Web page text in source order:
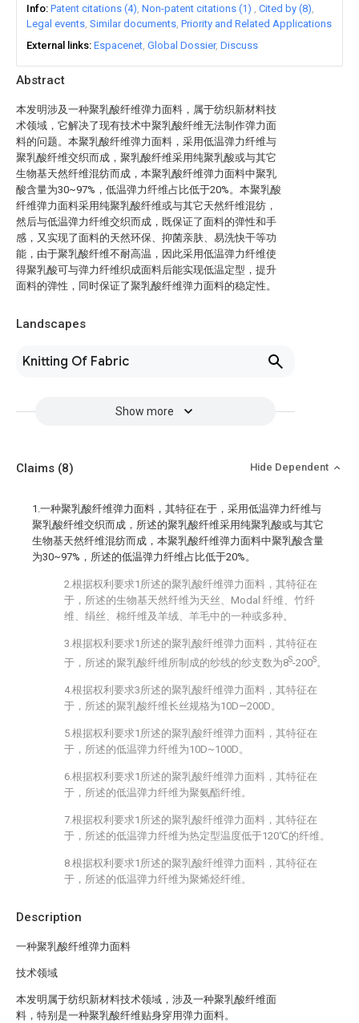
Abstract
本发明涉及一种聚乳酸纤维弹力面料，属于纺织新材料技
术领域，它解决了现有技术中聚乳酸纤维无法制作弹力面
料的问题。本聚乳酸纤维弹力面料，采用低温弹力纤维与
聚乳酸纤维交织而成，聚乳酸纤维采用纯聚乳酸或与其它
生物基天然纤维混纺而成，本聚乳酸纤维弹力面料中聚乳
酸含量为30~97%，低温弹力纤维占比低于20%。本聚乳酸
纤维弹力面料采用纯聚乳酸纤维或与其它天然纤维混纺，
然后与低温弹力纤维交织而成，既保证了面料的弹性和手
感，又实现了面料的天然环保、抑菌亲肤、易洗快干等功
能，由于聚乳酸纤维不耐高温，因此采用低温弹力纤维使
得聚乳酸可与弹力纤维织成面料后能实现低温定型，提升
面料的弹性，同时保证了聚乳酸纤维弹力面料的稳定性。
Landscapes
Knitting Of Fabric
Show more
Info Patent citations (4) Non-patent citations (1)
Cited by (8)
Legal events Similar documents Priority and Related Applications
External links Espacenet Global Dossier Discuss
Description
一种聚乳酸纤维弹力面料
技术领域
本发明属于纺织新材料技术领域，涉及一种聚乳酸纤维面
料，特别是一种聚乳酸纤维贴身穿用弹力面料。
Claims (8) Hide Dependent
1.一种聚乳酸纤维弹力面料，其特征在于，采用低温弹力纤维与
聚乳酸纤维交织而成，所述的聚乳酸纤维采用纯聚乳酸或与其它
生物基天然纤维混纺而成，本聚乳酸纤维弹力面料中聚乳酸含量
为30~97%，所述的低温弹力纤维占比低于20%。
2.根据权利要求1所述的聚乳酸纤维弹力面料，其特征在
于，所述的生物基天然纤维为天丝、Modal 纤维、竹纤
维、绢丝、棉纤维及羊绒、羊毛中的一种或多种。
3.根据权利要求1所述的聚乳酸纤维弹力面料，其特征在
于，所述的聚乳酸纤维所制成的纱线的纱支数为8S-200S。
4.根据权利要求3所述的聚乳酸纤维弹力面料，其特征在
于，所述的聚乳酸纤维长丝规格为10D—200D。
5.根据权利要求1所述的聚乳酸纤维弹力面料，其特征在
于，所述的低温弹力纤维为10D~100D。
6.根据权利要求1所述的聚乳酸纤维弹力面料，其特征在
于，所述的低温弹力纤维为聚氨酯纤维。
7.根据权利要求1所述的聚乳酸纤维弹力面料，其特征在
于，所述的低温弹力纤维为热定型温度低于120℃的纤维。
8.根据权利要求1所述的聚乳酸纤维弹力面料，其特征在
于，所述的低温弹力纤维为聚烯烃纤维。